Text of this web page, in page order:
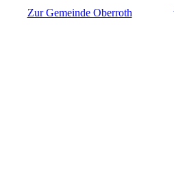
Zur Gemeinde Oberroth